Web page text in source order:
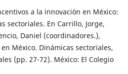
a la innovación en México:
sectoriales. En Carrillo, Jorge,
Daniel (coordinadores.),
México. Dinámicas sectoriales,
(pp. 27-72). México: El Colegio